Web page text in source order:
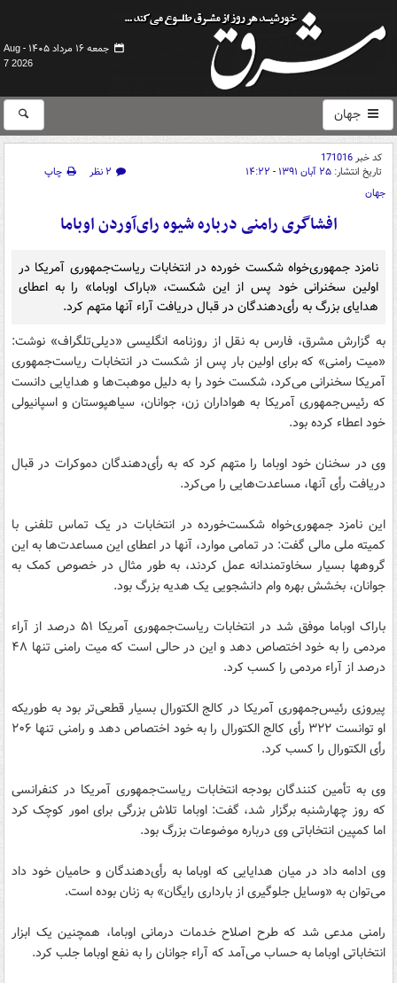
جمعه ۱۶ مرداد ۱۴۰۵ -
Aug
7 2026
جهان
کد خبر171016
تاریخ انتشار: ۲۵ آبان ۱۳۹۱ - ۱۴:۲۲ ۲ نظر
چاپ
جهان
افشاگری رامنی درباره شیوه رای‌آوردن اوباما
نامزد جمهوری‌خواه شکست خورده در انتخابات ریاست‌جمهوری آمریکا در
اولین سخنرانی خود پس از این شکست، «باراک اوباما» را به اعطای
هدایای بزرگ به رأی‌دهندگان در قبال دریافت آراء آنها متهم کرد.
به گزارش مشرق، فارس به نقل از روزنامه انگلیسی «دیلی‌تلگراف» نوشت:
«میت رامنی» که برای اولین بار پس از شکست در انتخابات ریاست‌جمهوری
آمریکا سخنرانی می‌کرد، شکست خود را به دلیل موهبت‌ها و هدایایی دانست
که رئیس‌جمهوری آمریکا به هواداران زن، جوانان، سیاهپوستان و اسپانیولی‌
خود اعطاء کرده بود.
وی در سخنان خود اوباما را متهم کرد که به رأی‌دهندگان دموکرات در قبال
دریافت رأی آنها، مساعدت‌هایی را می‌کرد.
این نامزد جمهوری‌خواه شکست‌خورده در انتخابات در یک تماس تلفنی با
کمیته ملی مالی گفت: در تمامی موارد، آنها در اعطای این مساعدت‌ها به این
گروهها بسیار سخاوتمندانه عمل کردند، به طور مثال در خصوص کمک به
جوانان، بخشش بهره وام دانشجویی یک هدیه بزرگ بود.
باراک اوباما موفق شد در انتخابات ریاست‌جمهوری آمریکا ۵۱ درصد از آراء
مردمی را به خود اختصاص دهد و این در حالی است که میت رامنی تنها ۴۸
درصد از آراء مردمی را کسب کرد.
پیروزی رئیس‌جمهوری آمریکا در کالج الکتورال بسیار قطعی‌تر بود به طوریکه
او توانست ۳۲۲ رأی کالج الکتورال را به خود اختصاص دهد و رامنی تنها ۲۰۶
رأی الکتورال را کسب کرد.
وی به تأمین کنندگان بودجه انتخابات ریاست‌جمهوری آمریکا در کنفرانسی
که روز چهارشنبه برگزار شد، گفت: اوباما تلاش بزرگی برای امور کوچک کرد
اما کمپین انتخاباتی وی درباره موضوعات بزرگ بود.
وی ادامه داد در میان هدایایی که اوباما به رأی‌دهندگان و حامیان خود داد
می‌توان به «وسایل جلوگیری از بارداری رایگان» به زنان بوده است.
رامنی مدعی شد که طرح اصلاح خدمات درمانی اوباما، همچنین یک ابزار
انتخاباتی اوباما به حساب می‌آمد که آراء جوانان را به نفع اوباما جلب کرد.